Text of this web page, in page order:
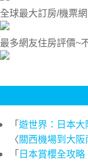
全球最大訂房/機票
最多網友住房評價~
「遊世界：日本大
〈關西機場到大阪
「日本賞櫻全攻